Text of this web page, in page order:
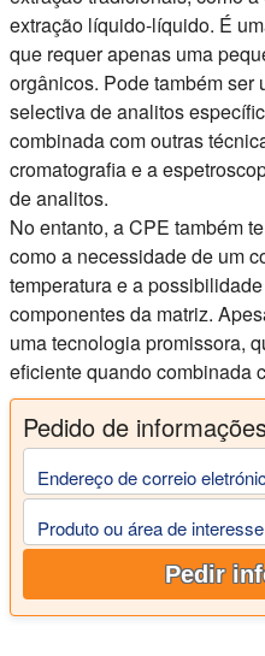
extração líquido-líquido. É
que requer apenas uma
orgânicos. Pode também ser
selectiva de analitos
combinada com outras
cromatografia e a
de analitos.
No entanto, a CPE também
como a necessidade de um
temperatura e a
componentes da matriz.
uma tecnologia promissora,
eficiente quando combinada
Pedido de
Endereço de correio
Produto ou área de interesse
Pedir